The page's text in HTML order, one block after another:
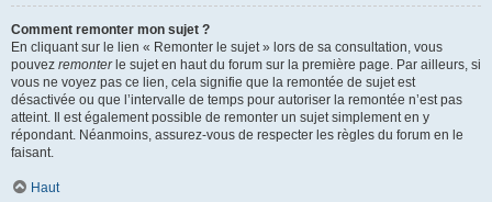
Comment remonter mon sujet ?
En cliquant sur le lien « Remonter le sujet » lors de sa consultation, vous
pouvez remonterle sujet en haut du forum sur la première page. Par ailleurs, si
vous ne voyez pas ce lien, cela signifie que la remontée de sujet est
désactivée ou que l’intervalle de temps pour autoriser la remontée n’est pas
atteint. Il est également possible de remonter un sujet simplement en y
répondant. Néanmoins, assurez-vous de respecter les règles du forum en le
faisant.
Haut